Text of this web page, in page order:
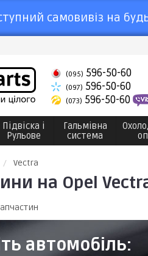
самовивіз на
(095) 596-50-60
(097) 596-50-60
(073) 596-50-60
Підвіска і
Рульове
Гальмівна
система
Vectra
на Opel
автомобіль: